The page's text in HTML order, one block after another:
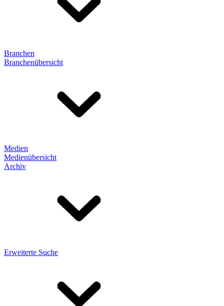
Branchen
Branchenübersicht
Medien
Medienübersicht
Archiv
Erweiterte Suche